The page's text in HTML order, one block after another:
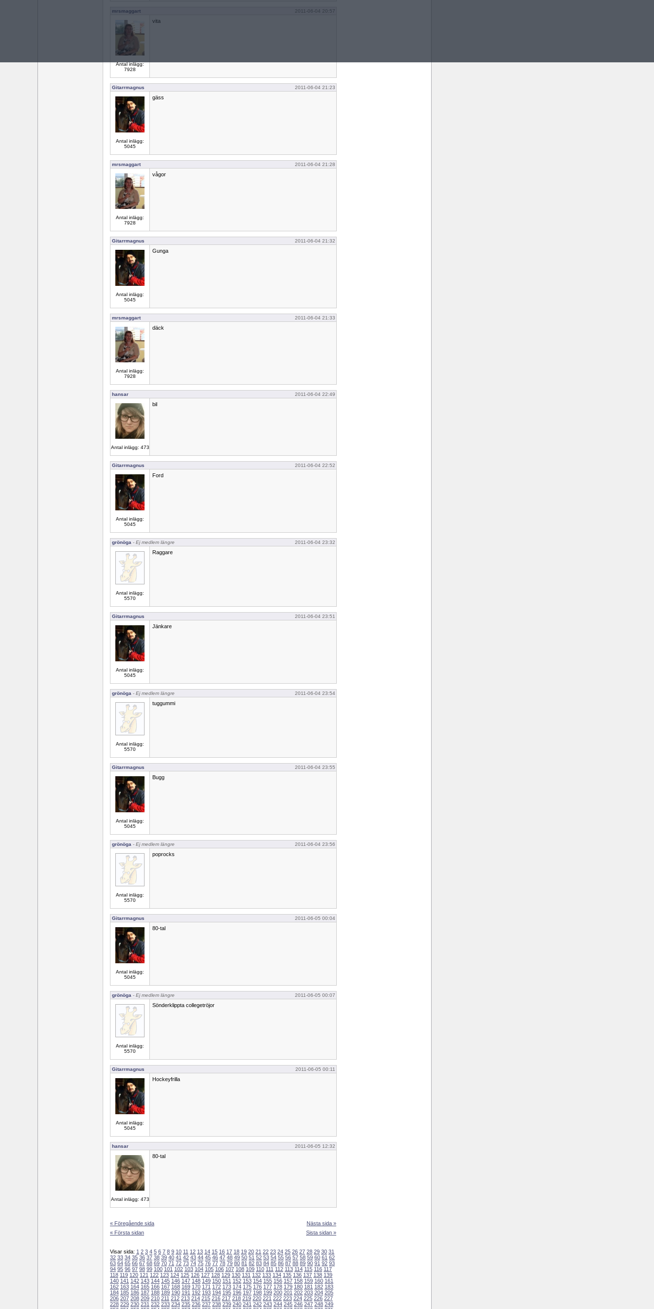
mrsmaggart 2011-06-04 20:57
Antal inlägg:
7928
vita
Gitarrmagnus 2011-06-04 21:23
Antal inlägg:
5045
gäss
mrsmaggart 2011-06-04 21:28
Antal inlägg:
7928
vågor
Gitarrmagnus 2011-06-04 21:32
Antal inlägg:
5045
Gunga
mrsmaggart 2011-06-04 21:33
Antal inlägg:
7928
däck
hansar 2011-06-04 22:49
Antal inlägg: 473
bil
Gitarrmagnus 2011-06-04 22:52
Antal inlägg:
5045
Ford
grönöga - Ej medlem längre 2011-06-04 23:32
Antal inlägg:
5570
Raggare
Gitarrmagnus 2011-06-04 23:51
Antal inlägg:
5045
Jänkare
grönöga - Ej medlem längre 2011-06-04 23:54
Antal inlägg:
5570
tuggummi
Gitarrmagnus 2011-06-04 23:55
Antal inlägg:
5045
Bugg
grönöga - Ej medlem längre 2011-06-04 23:56
Antal inlägg:
5570
poprocks
Gitarrmagnus 2011-06-05 00:04
Antal inlägg:
5045
80-tal
grönöga - Ej medlem längre 2011-06-05 00:07
Antal inlägg:
5570
Sönderklippta collegetröjor
Gitarrmagnus 2011-06-05 00:11
Antal inlägg:
5045
Hockeyfrilla
hansar 2011-06-05 12:32
Antal inlägg: 473
80-tal
« Föregående sida
« Första sidan
Nästa sida »
Sista sidan »
Visar sida: 1 2 3 4 5 6 7 8 9 10 11 12 13 14 15 16 17 18 19 20 21 22 23 24 25 26 27 28 29 30 31
32 33 34 35 36 37 38 39 40 41 42 43 44 45 46 47 48 49 50 51 52 53 54 55 56 57 58 59 60 61 62
63 64 65 66 67 68 69 70 71 72 73 74 75 76 77 78 79 80 81 82 83 84 85 86 87 88 89 90 91 92 93
94 95 96 97 98 99 100 101 102 103 104 105 106 107 108 109 110 111 112 113 114 115 116 117
118 119 120 121 122 123 124 125 126 127 128 129 130 131 132 133 134 135 136 137 138 139
140 141 142 143 144 145 146 147 148 149 150 151 152 153 154 155 156 157 158 159 160 161
162 163 164 165 166 167 168 169 170 171 172 173 174 175 176 177 178 179 180 181 182 183
184 185 186 187 188 189 190 191 192 193 194 195 196 197 198 199 200 201 202 203 204 205
206 207 208 209 210 211 212 213 214 215 216 217 218 219 220 221 222 223 224 225 226 227
228 229 230 231 232 233 234 235 236 237 238 239 240 241 242 243 244 245 246 247 248 249